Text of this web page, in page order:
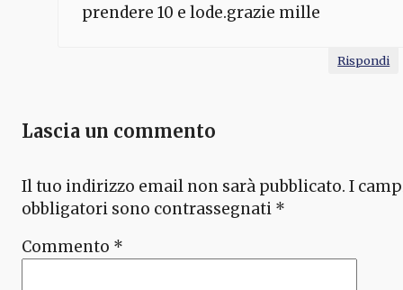
prendere 10 e lode.grazie mille
Rispondi
Lascia un commento
Il tuo indirizzo email non sarà pubblicato. I
obbligatori sono contrassegnati *
Commento *